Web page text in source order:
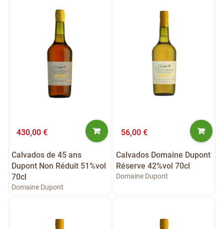
430,00 €
Calvados de 45 ans
Dupont Non Réduit 51%vol
70cl
Domaine Dupont
56,00 €
Calvados Domaine Dupont
Réserve 42%vol 70cl
Domaine Dupont